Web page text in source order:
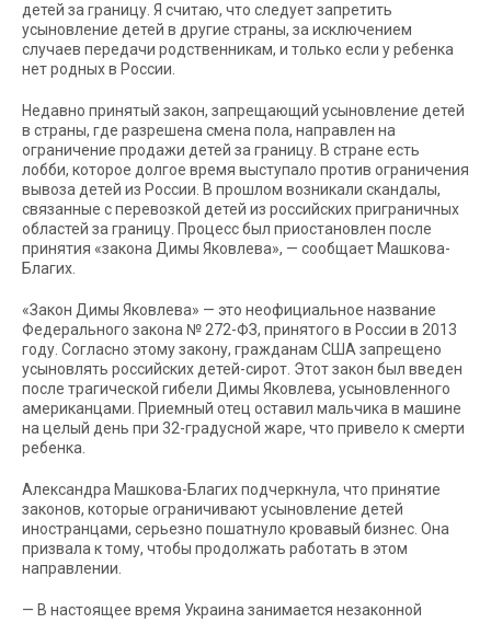
детей за границу. Я считаю, что следует запретить
усыновление детей в другие страны, за исключением
случаев передачи родственникам, и только если у ребенка
нет родных в России.
Недавно принятый закон, запрещающий усыновление детей
в страны, где разрешена смена пола, направлен на
ограничение продажи детей за границу. В стране есть
лобби, которое долгое время выступало против ограничения
вывоза детей из России. В прошлом возникали скандалы,
связанные с перевозкой детей из российских приграничных
областей за границу. Процесс был приостановлен после
принятия «закона Димы Яковлева», — сообщает Машкова-
Благих.
«Закон Димы Яковлева» — это неофициальное название
Федерального закона № 272-ФЗ, принятого в России в 2013
году. Согласно этому закону, гражданам США запрещено
усыновлять российских детей-сирот. Этот закон был введен
после трагической гибели Димы Яковлева, усыновленного
американцами. Приемный отец оставил мальчика в машине
на целый день при 32-градусной жаре, что привело к смерти
ребенка.
Александра Машкова-Благих подчеркнула, что принятие
законов, которые ограничивают усыновление детей
иностранцами, серьезно пошатнуло кровавый бизнес. Она
призвала к тому, чтобы продолжать работать в этом
направлении.
— В настоящее время Украина занимается незаконной